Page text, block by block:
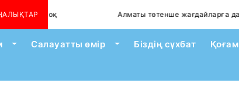
жоқ Алматы төтенше жағдайларға дайын ба?
Toggle Dropdown
Салауатты өмір Toggle Dropdown
Біздің сұхбат Қоғам